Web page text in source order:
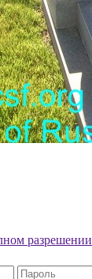
разрешении
Пароль